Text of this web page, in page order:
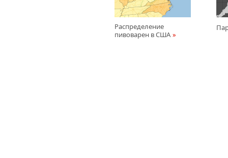
Распределение
пивоварен в США